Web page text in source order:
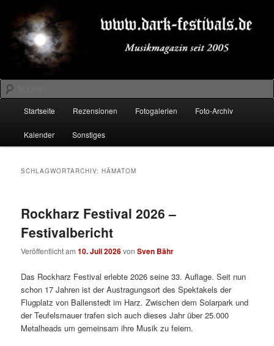
primären
Inhalt
springen
sekundären
Inhalt
springenDARK-FESTIVALS.DE
Suchen
Startseite Rezensionen Fotogalerien Foto-Archiv
Kalender Sonstiges
SCHLAGWORTARCHIV:HÄMATOM
Rockharz Festival 2026 –
Festivalbericht
Veröffentlicht am10. Juli 2026vonSven Bähr
Das Rockharz Festival erlebte 2026 seine 33. Auflage. Seit nun
schon 17 Jahren ist der Austragungsort des Spektakels der
Flugplatz von Ballenstedt im Harz. Zwischen dem Solarpark und
der Teufelsmauer trafen sich auch dieses Jahr über 25.000
Metalheads um gemeinsam ihre Musik zu feiern.